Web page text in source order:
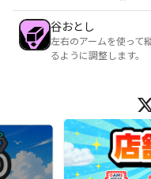
谷おとし
左右のアームを使って
るように調整します。